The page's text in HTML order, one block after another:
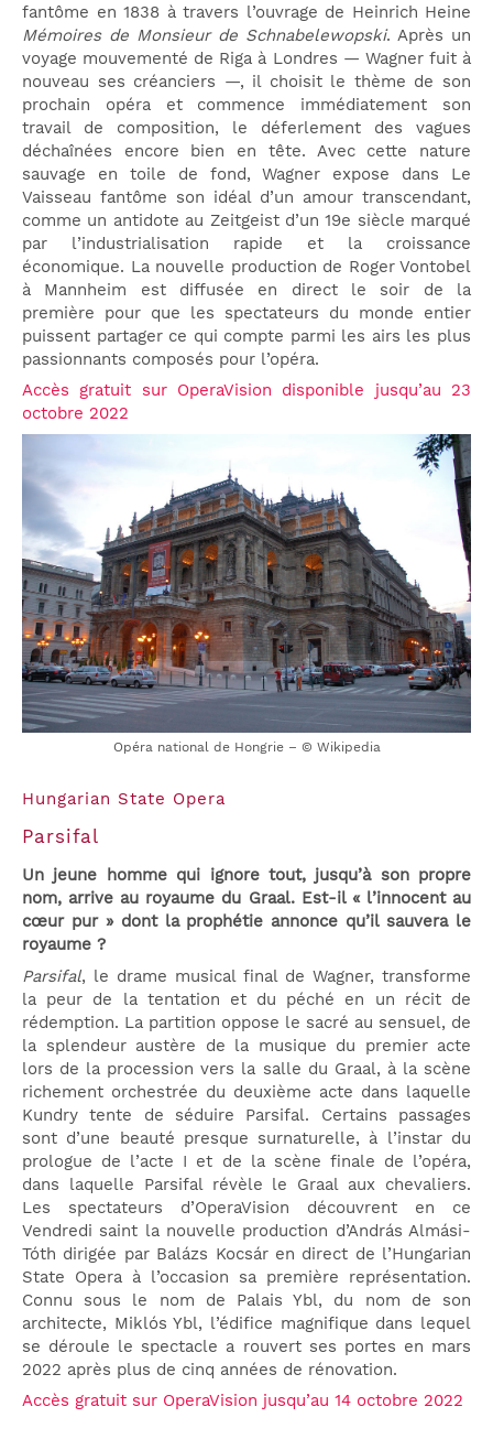
fantôme en 1838 à travers l’ouvrage de Heinrich Heine
Mémoires de Monsieur de Schnabelewopski. Après un
voyage mouvementé de Riga à Londres — Wagner fuit à
nouveau ses créanciers —, il choisit le thème de son
prochain opéra et commence immédiatement son
travail de composition, le déferlement des vagues
déchaînées encore bien en tête. Avec cette nature
sauvage en toile de fond, Wagner expose dans Le
Vaisseau fantôme son idéal d’un amour transcendant,
comme un antidote au Zeitgeist d’un 19e siècle marqué
par l’industrialisation rapide et la croissance
économique. La nouvelle production de Roger Vontobel
à Mannheim est diffusée en direct le soir de la
première pour que les spectateurs du monde entier
puissent partager ce qui compte parmi les airs les plus
passionnants composés pour l’opéra.
Accès gratuit sur OperaVision disponible jusqu’au 23
octobre 2022
Opéra national de Hongrie – © Wikipedia
Hungarian State Opera
Parsifal
Un jeune homme qui ignore tout, jusqu’à son propre
nom, arrive au royaume du Graal. Est-il « l’innocent au
cœur pur » dont la prophétie annonce qu’il sauvera le
royaume ?
Parsifal, le drame musical final de Wagner, transforme
la peur de la tentation et du péché en un récit de
rédemption. La partition oppose le sacré au sensuel, de
la splendeur austère de la musique du premier acte
lors de la procession vers la salle du Graal, à la scène
richement orchestrée du deuxième acte dans laquelle
Kundry tente de séduire Parsifal. Certains passages
sont d’une beauté presque surnaturelle, à l’instar du
prologue de l’acte I et de la scène finale de l’opéra,
dans laquelle Parsifal révèle le Graal aux chevaliers.
Les spectateurs d’OperaVision découvrent en ce
Vendredi saint la nouvelle production d’András Almási-
Tóth dirigée par Balázs Kocsár en direct de l’Hungarian
State Opera à l’occasion sa première représentation.
Connu sous le nom de Palais Ybl, du nom de son
architecte, Miklós Ybl, l’édifice magnifique dans lequel
se déroule le spectacle a rouvert ses portes en mars
2022 après plus de cinq années de rénovation.
Accès gratuit sur OperaVision jusqu’au 14 octobre 2022